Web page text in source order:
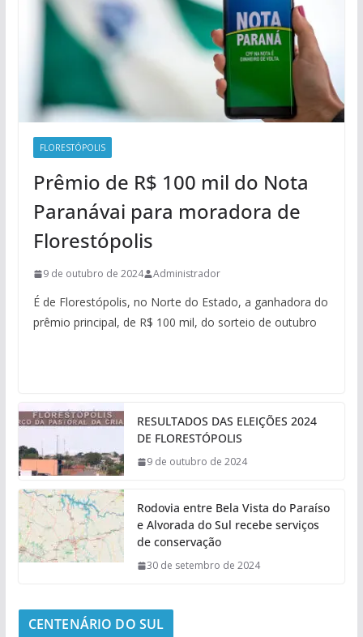
FLORESTÓPOLIS
Prêmio de R$ 100 mil do Nota
Paranávai para moradora de
Florestópolis
9 de outubro de 2024 Administrador
É de Florestópolis, no Norte do Estado, a ganhadora do
prêmio principal, de R$ 100 mil, do sorteio de outubro
RESULTADOS DAS ELEIÇÕES 2024
DE FLORESTÓPOLIS
9 de outubro de 2024
Rodovia entre Bela Vista do Paraíso
e Alvorada do Sul recebe serviços
de conservação
30 de setembro de 2024
CENTENÁRIO DO SUL